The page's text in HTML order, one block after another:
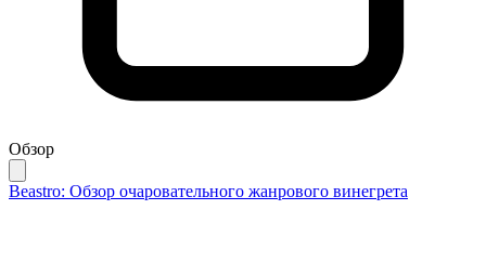
Обзор
Beastro: Обзор очаровательного жанрового винегрета